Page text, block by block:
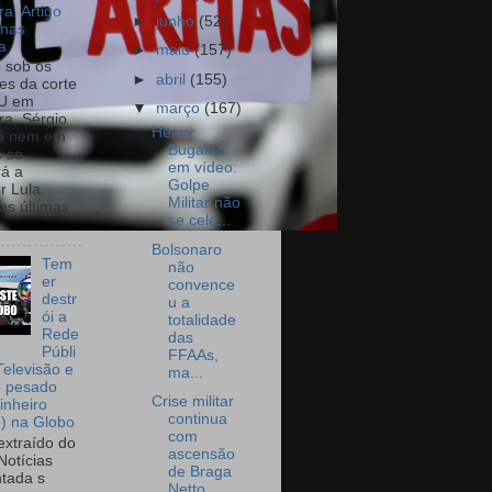
Artigo
sob os
da corte
em
Sérgio
nem em
se
a
Lula.
últimas
Tem
er
destr
ói a
Rede
Públi
e
pesado
na Globo
do
s
►junho(52)
►maio(157)
►abril (155)
▼março(167)
Henry
Bugalho,
em vídeo:
Golpe
Militar não
se cele...
Bolsonaro
não
convence
u a
totalidade
das
FFAAs,
ma...
Crise militar
continua
com
ascensão
de Braga